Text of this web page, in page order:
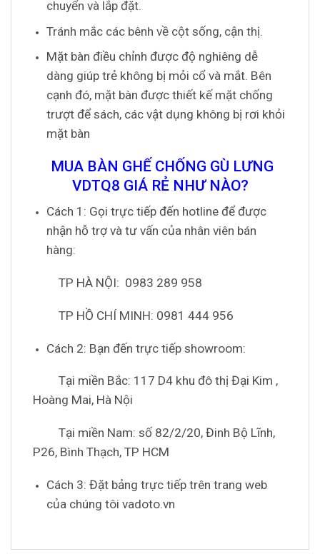
chuyển và lắp đặt.
Tránh mắc các bênh về cột sống, cận thị.
Mặt bàn điều chỉnh được độ nghiêng dễ
dàng giúp trẻ không bị mỏi cổ và mắt. Bên
cạnh đó, mặt bàn được thiết kế mặt chống
trượt để sách, các vật dụng không bị rơi khỏi
mặt bàn
MUA BÀN GHẾ CHỐNG GÙ LƯNG
VDTQ8 GIÁ RẺ NHƯ NÀO?
Cách 1: Gọi trực tiếp đến hotline để được
nhận hỗ trợ và tư vấn của nhân viên bán
hàng:
TP HÀ NỘI: 0983 289 958
TP HỒ CHÍ MINH: 0981 444 956
Cách 2: Bạn đến trực tiếp showroom:
Tại miền Bắc: 117 D4 khu đô thị Đại Kim ,
Hoàng Mai, Hà Nội
Tại miền Nam: số 82/2/20, Đinh Bộ Lĩnh,
P26, Bình Thạch, TP HCM
Cách 3: Đặt bảng trực tiếp trên trang web
của chúng tôi vadoto.vn